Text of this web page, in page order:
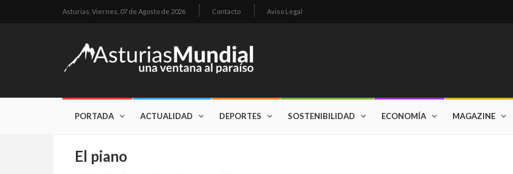
Asturias, Viernes, 07 de Agosto de 2026 Contacto Aviso Legal
PORTADA ACTUALIDAD DEPORTES SOSTENIBILIDAD ECONOMÍA MAGAZINE
El piano